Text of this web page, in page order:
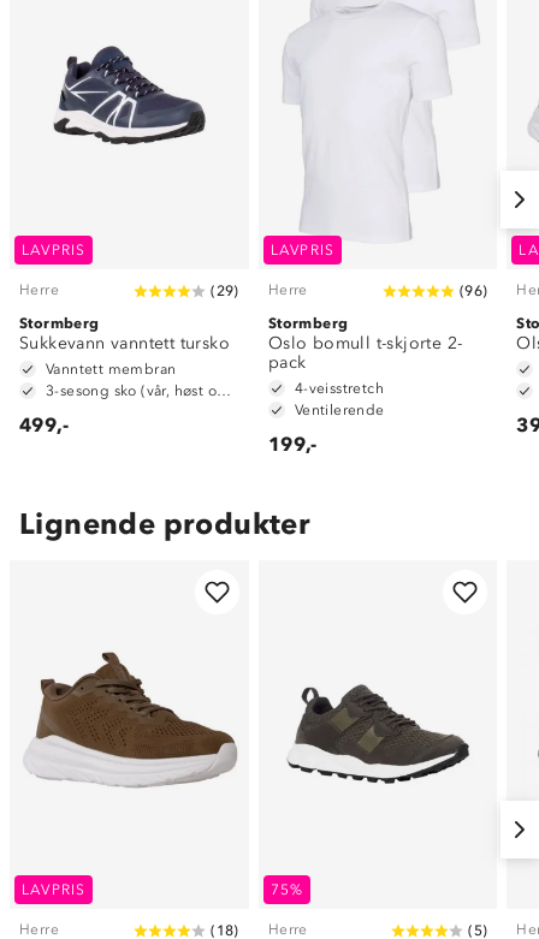
LAVPRIS
Herre ( 29)
Stormberg
Sukkevann vanntett tursko
Vanntett membran
499,-
LAVPRIS
Herre (96)
Stormberg
Oslo bomull t-skjorte 2-
pack
4-veisstretch
Ventilerende
199,-
Lignende produkter
LAVPRIS
Herre ( 18)
75%
Herre (5)